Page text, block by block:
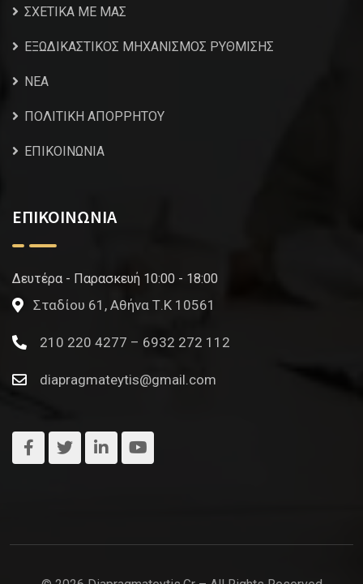
ΣΧΕΤΙΚΑ ΜΕ ΜΑΣ
ΕΞΩΔΙΚΑΣΤΙΚΟΣ ΜΗΧΑΝΙΣΜΟΣ ΡΥΘΜΙΣΗΣ
NEA
ΠΟΛΙΤΙΚΗ ΑΠΟΡΡΗΤΟΥ
ΕΠΙΚΟΙΝΩΝΙΑ
ΕΠΙΚΟΙΝΩΝΙΑ
Δευτέρα - Παρασκευή 10:00 - 18:00
Σταδίου 61, Αθήνα Τ.Κ 10561
210 220 4277 – 6932 272 112
diapragmateytis@gmail.com